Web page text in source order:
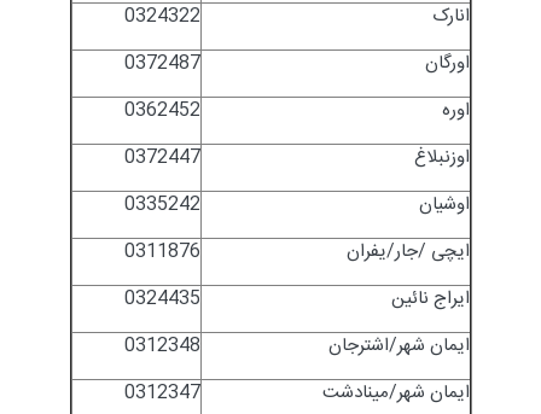
0324322
انارک
0372487
اورگان
0362452
اوره
0372447
اوزنبلاغ
0335242
اوشیان
0311876
ایچی /جار/یفران
0324435
ایراج نائین
0312348
ایمان شهر/اشترجان
0312347
ایمان شهر/مینادشت